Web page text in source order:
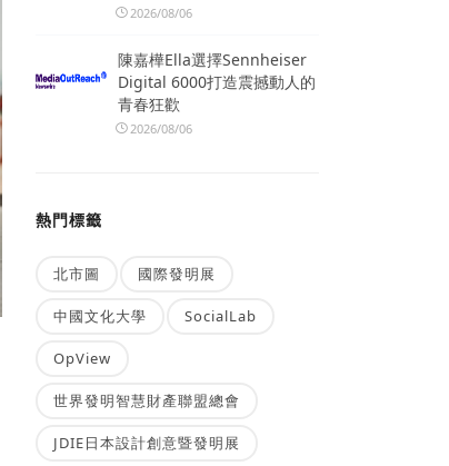
2026/08/06
陳嘉樺Ella選擇Sennheiser
Digital 6000打造震撼動人的
青春狂歡
2026/08/06
熱門標籤
北市圖 國際發明展
中國文化大學 SocialLab
OpView
世界發明智慧財產聯盟總會
JDIE日本設計創意暨發明展